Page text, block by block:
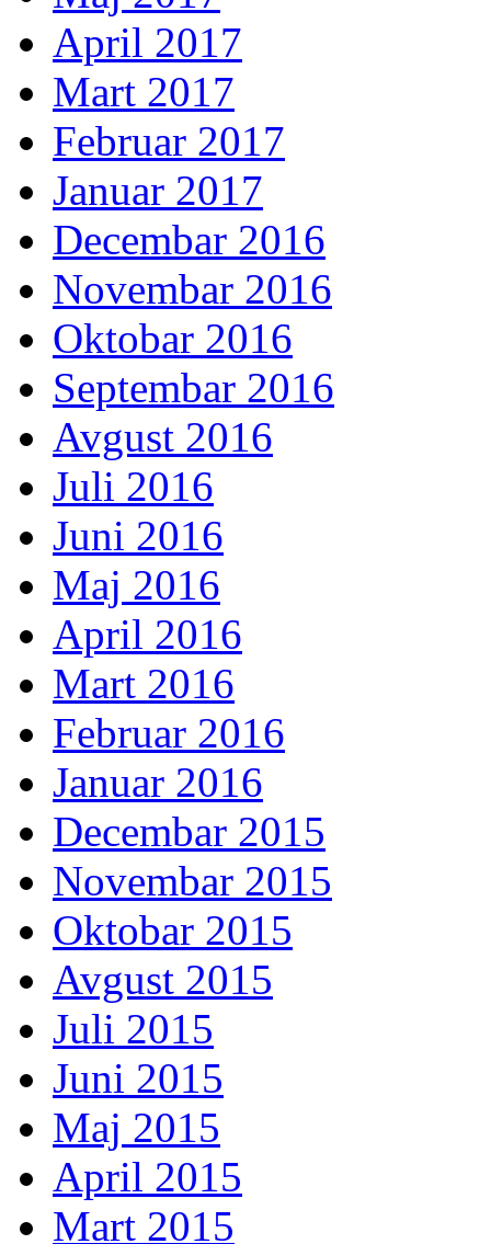
April 2017
Mart 2017
Februar 2017
Januar 2017
Decembar 2016
Novembar 2016
Oktobar 2016
Septembar 2016
Avgust 2016
Juli 2016
Juni 2016
Maj 2016
April 2016
Mart 2016
Februar 2016
Januar 2016
Decembar 2015
Novembar 2015
Oktobar 2015
Avgust 2015
Juli 2015
Juni 2015
Maj 2015
April 2015
Mart 2015